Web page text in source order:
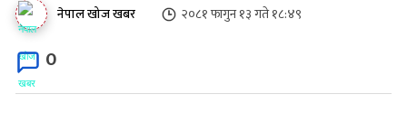
नेपाल खोज खबर २०८१ फागुन १३ गते १८:४९
0